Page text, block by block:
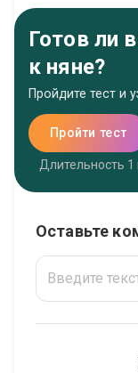
Готов ли
к няне?
Пройдите тест и
Пройти тест
Длительность 1
Оставьте